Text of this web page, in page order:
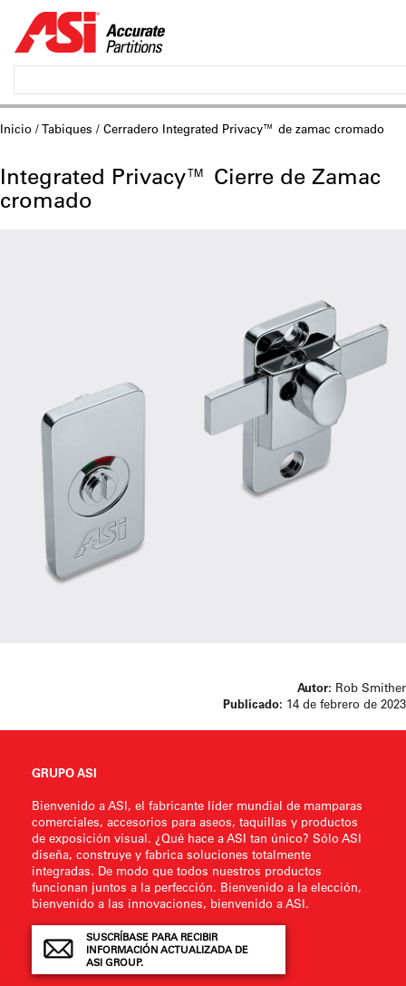
Inicio /Tabiques / Cerradero Integrated Privacy™ de zamac cromado
Integrated Privacy™ Cierre de Zamac
cromado
Autor: Rob Smither
Publicado: 14 de febrero de 2023
GRUPO ASI
Bienvenido a ASI, el fabricante líder mundial de mamparas
comerciales, accesorios para aseos, taquillas y productos
de exposición visual. ¿Qué hace a ASI tan único? Sólo ASI
diseña, construye y fabrica soluciones totalmente
integradas. De modo que todos nuestros productos
funcionan juntos a la perfección. Bienvenido a la elección,
bienvenido a las innovaciones, bienvenido a ASI.
SUSCRÍBASE PARA RECIBIR
INFORMACIÓN ACTUALIZADA DE
ASI GROUP.